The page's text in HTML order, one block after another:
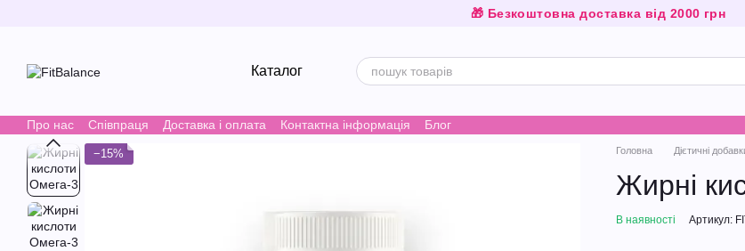
🎁 Безкоштовна доставка від 2000 грн
Каталог
Про нас Співпраця Доставка i оплата Контактна інформація Блог
−15% Головна Дієтичні
Жирні
В наявності Артикул: